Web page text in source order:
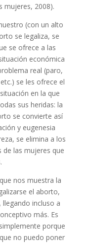
mujeres, 2008).
(con un alto
se legaliza, se
se ofrece a las
económica
real (paro,
se les ofrece el
en la que
sus heridas: la
se convierte así
y eugenesia
se elimina a los
las mujeres que
nos muestra la
el aborto,
incluso a
más. Es
porque
no puedo poner